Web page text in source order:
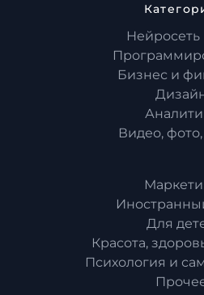
Бизнес и
Видео,
Для
Красота,
Психология и